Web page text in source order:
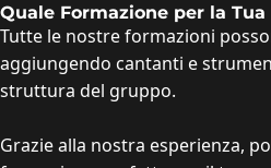
Quale Formazione per la Tua
Tutte le nostre formazioni
aggiungendo cantanti e
struttura del gruppo.
Grazie alla nostra esperienza,